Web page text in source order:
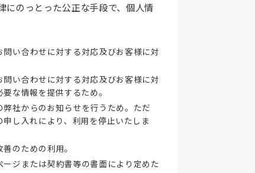
にのっとった公正な手段で、個人情
い合わせに対する対応及びお客様に対
い合わせに対する対応及びお客様に対
な情報を提供するため。
社からのお知らせを行うため。ただ
し入れにより、利用を停止いたしま
のための利用。
ジまたは契約書等の書面により定めた